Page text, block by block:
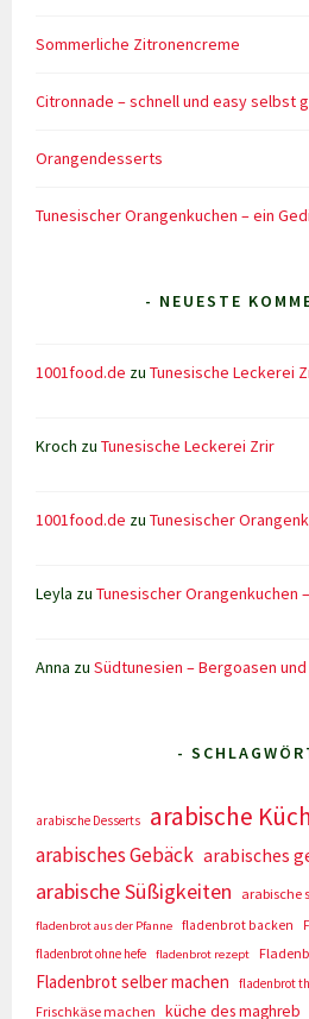
Sommerliche Zitronencreme
Citronnade – schnell und easy selbst
Orangendesserts
Tunesischer Orangenkuchen – ein
- NEUESTE
1001food.de zuTunesische Leckerei
Kroch zuTunesische Leckerei Zrir
1001food.de zuTunesischer
Leyla zuTunesischer Orangenkuchen
Anna zuSüdtunesien – Bergoasen
-
arabische Desserts arabische
arabisches Gebäck arabisches
arabische Süßigkeiten arabische
fladenbrot aus der Pfanne fladenbrot backen
fladenbrot ohne hefe
fladenbrot rezept
Fladenbrot selber machen fladenbrot
Frischkäse machen
küche des maghreb